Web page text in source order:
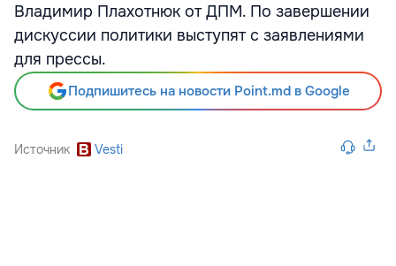
Владимир Плахотнюк от ДПМ. По завершении
дискуссии политики выступят с заявлениями
для прессы.
Подпишитесь на новости Point.md в Google
Источник Vesti